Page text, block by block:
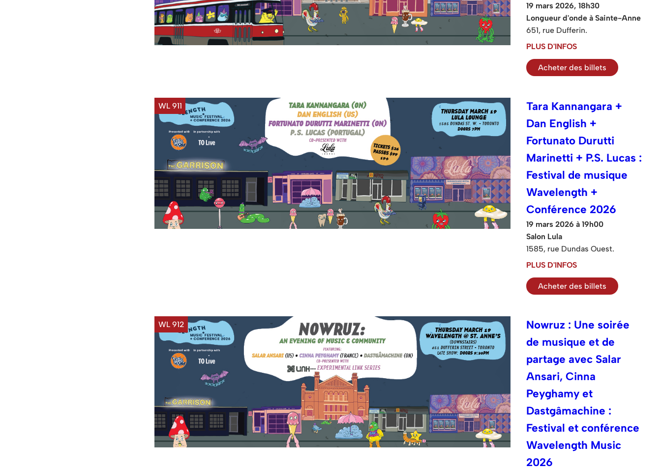
19 mars 2026, 18h30
Longueur d'onde à Sainte-Anne
651, rue Dufferin.
PLUS D'INFOS
Acheter des billets
WL 911
Tara Kannangara +
Dan English +
Fortunato Durutti
Marinetti + P.S. Lucas :
Festival de musique
Wavelength +
Conférence 2026
19 mars 2026 à 19h00
Salon Lula
1585, rue Dundas Ouest.
PLUS D'INFOS
Acheter des billets
WL 912
Nowruz : Une soirée
de musique et de
partage avec Salar
Ansari, Cinna
Peyghamy et
Dastgâmachine :
Festival et conférence
Wavelength Music
2026